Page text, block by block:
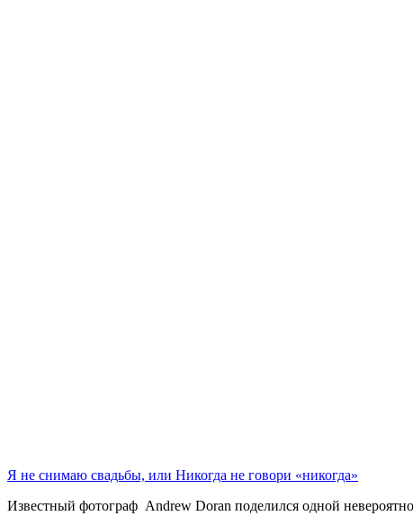
Я не снимаю свадьбы, или Никогда не говори «никогда»
Известный фотограф Andrew Doran поделился одной